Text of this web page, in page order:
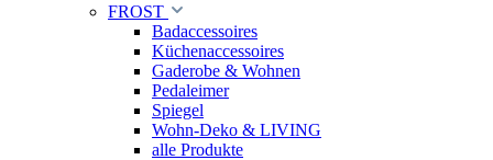
FROST
Badaccessoires
Küchenaccessoires
Gaderobe & Wohnen
Pedaleimer
Spiegel
Wohn-Deko & LIVING
alle Produkte